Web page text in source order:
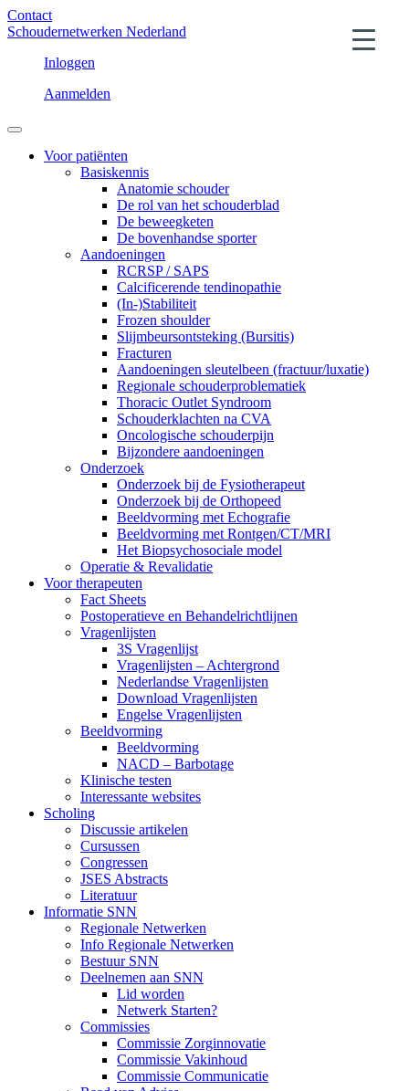
Contact
Schoudernetwerken Nederland
Inloggen
Aanmelden
Voor patiënten
Basiskennis
Anatomie schouder
De rol van het schouderblad
De beweegketen
De bovenhandse sporter
Aandoeningen
RCRSP / SAPS
Calcificerende tendinopathie
(In-)Stabiliteit
Frozen shoulder
Slijmbeursontsteking (Bursitis)
Fracturen
Aandoeningen sleutelbeen (fractuur/luxatie)
Regionale schouderproblematiek
Thoracic Outlet Syndroom
Schouderklachten na CVA
Oncologische schouderpijn
Bijzondere aandoeningen
Onderzoek
Onderzoek bij de Fysiotherapeut
Onderzoek bij de Orthopeed
Beeldvorming met Echografie
Beeldvorming met Rontgen/CT/MRI
Het Biopsychosociale model
Operatie & Revalidatie
Voor therapeuten
Fact Sheets
Postoperatieve en Behandelrichtlijnen
Vragenlijsten
3S Vragenlijst
Vragenlijsten – Achtergrond
Nederlandse Vragenlijsten
Download Vragenlijsten
Engelse Vragenlijsten
Beeldvorming
Beeldvorming
NACD – Barbotage
Klinische testen
Interessante websites
Scholing
Discussie artikelen
Cursussen
Congressen
JSES Abstracts
Literatuur
Informatie SNN
Regionale Netwerken
Info Regionale Netwerken
Bestuur SNN
Deelnemen aan SNN
Lid worden
Netwerk Starten?
Commissies
Commissie Zorginnovatie
Commissie Vakinhoud
Commissie Communicatie